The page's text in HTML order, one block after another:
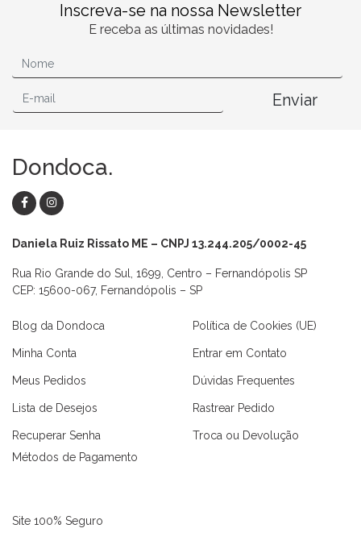
Inscreva-se na nossa Newsletter
E receba as últimas novidades!
Enviar
Dondoca.
Daniela Ruiz Rissato ME – CNPJ 13.244.205/0002-45
Rua Rio Grande do Sul, 1699, Centro – Fernandópolis SP
CEP: 15600-067, Fernandópolis – SP
Blog da Dondoca
Minha Conta
Meus Pedidos
Lista de Desejos
Recuperar Senha
Política de Cookies (UE)
Entrar em Contato
Dúvidas Frequentes
Rastrear Pedido
Troca ou Devolução
Métodos de Pagamento
Site 100% Seguro